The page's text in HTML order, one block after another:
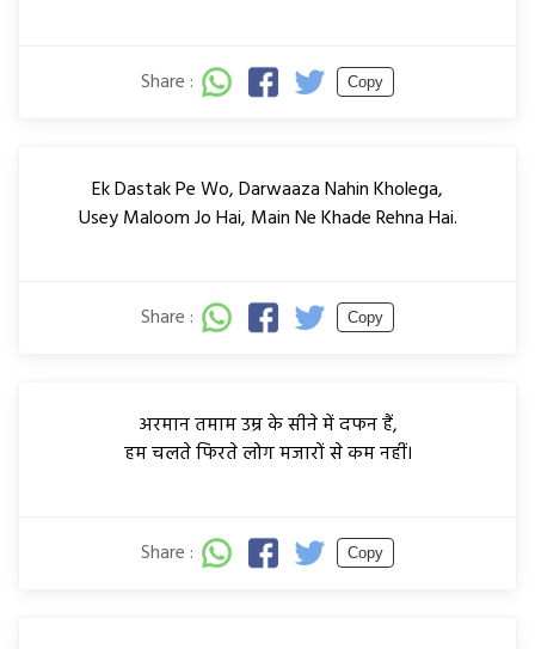
Share : Copy
Ek Dastak Pe Wo, Darwaaza Nahin Kholega,
Usey Maloom Jo Hai, Main Ne Khade Rehna Hai.
Share : Copy
अरमान तमाम उम्र के सीने में दफन हैं,
हम चलते फिरते लोग मजारों से कम नहीं।
Share : Copy